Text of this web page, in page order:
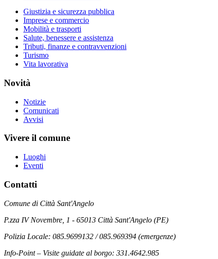
Giustizia e sicurezza pubblica
Imprese e commercio
Mobilità e trasporti
Salute, benessere e assistenza
Tributi, finanze e contravvenzioni
Turismo
Vita lavorativa
Novità
Notizie
Comunicati
Avvisi
Vivere il comune
Luoghi
Eventi
Contatti
Comune di Città Sant'Angelo
P.zza IV Novembre, 1 - 65013 Città Sant'Angelo (PE)
Polizia Locale: 085.9699132 / 085.969394 (emergenze)
Info-Point – Visite guidate al borgo: 331.4642.985